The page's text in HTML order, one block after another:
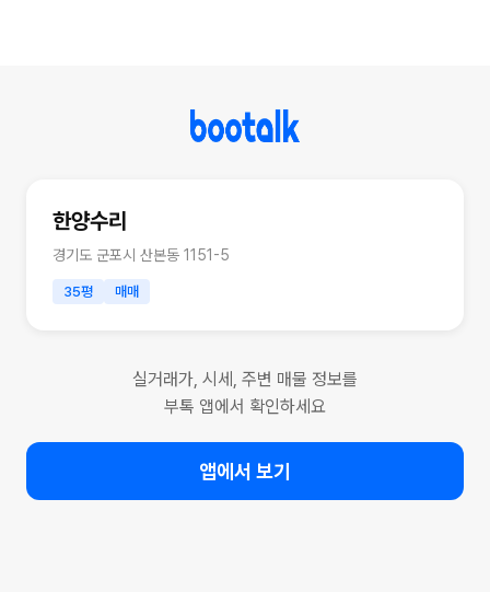
한양수리
경기도 군포시 산본동 1151-5
35평 매매
실거래가, 시세, 주변 매물 정보를
부톡 앱에서 확인하세요
앱에서 보기